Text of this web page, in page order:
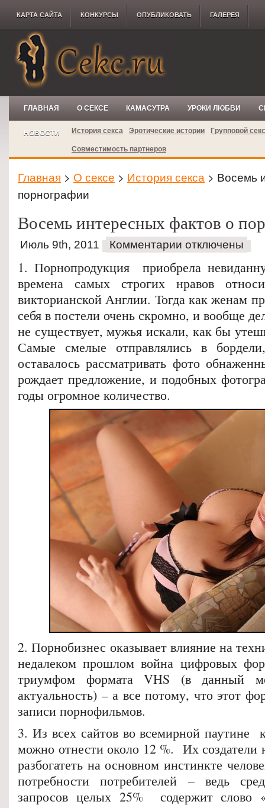
КАРТА САЙТА КОНКУРCЫ ОПУБЛИКОВАТЬ ГАЛЕРЕЯ
ГЛАВНАЯ О СЕКСЕ КАМАСУТРА УРОКИ ЛЮБВИ
НОВОСТИ История секса Эротические истории Групповой секс
Совместимость партнеров
Главная > О сексе > История секса > Восемь
порнографии
Восемь интересных фактов о
Июль 9th, 2011 Комментарии отключены
1. Порнопродукция приобрела
времена самых строгих нравов
викторианской Англии. Тогда как женам
себя в постели очень скромно, и вообще
не существует, мужья искали, как бы
Самые смелые отправлялись в
оставалось рассматривать фото
рождает предложение, и подобных
годы огромное количество.
2. Порнобизнес оказывает влияние на
недалеком прошлом война цифровых
триумфом формата VHS (в данный
актуальность) – а все потому, что этот
записи порнофильмов.
3. Из всех сайтов во всемирной паутине
можно отнести около 12 %. Их создатели
разбогатеть на основном инстинкте
потребности потребителей – ведь
запросов целых 25% содержит слово